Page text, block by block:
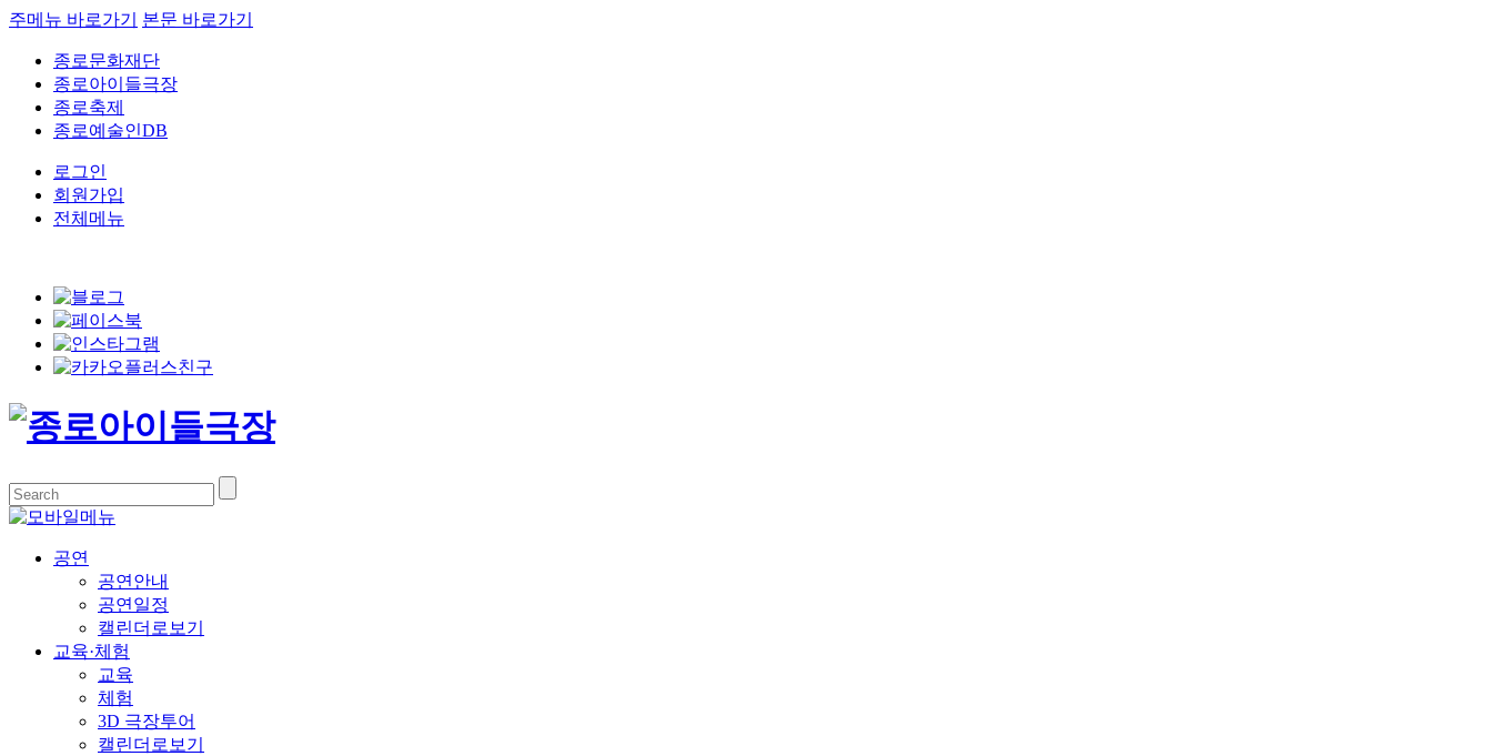
주메뉴 바로가기 본문 바로가기
종로문화재단
종로아이들극장
종로축제
종로예술인DB
로그인
회원가입
전체메뉴
공연
공연안내
공연일정
캘린더로보기
교육·체험
교육
체험
3D 극장투어
캘린더로보기